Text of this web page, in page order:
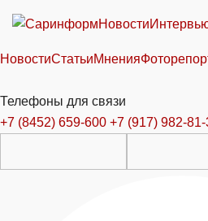
Новости
НовостиСтатьиМнения
Телефоны для связи
+7 (8452) 659-600 +7 (917) 982-